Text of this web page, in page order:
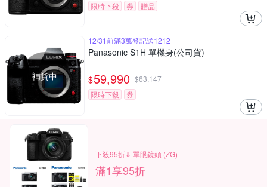
限時下殺
券 贈品
補貨中
12/31前滿3萬登記送1212
Panasonic S1H 單機身(公司貨)
$59,990 $63,147
限時下殺
券
下殺95折⇓ 單眼鏡頭 (ZG)
滿1享95折